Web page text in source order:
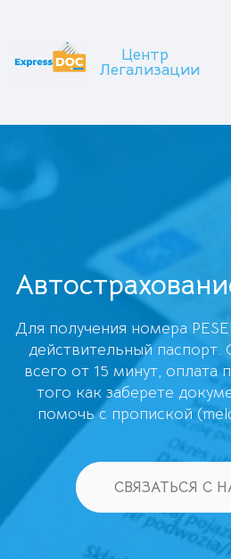
Центр
Легализации
Для получения номера
действительный паспорт.
всего от 15 минут, оплата
того как заберете
помочь с пропиской
СВЯЗАТЬСЯ С